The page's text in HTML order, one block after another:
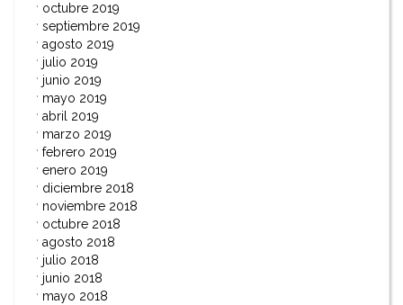
octubre 2019
septiembre 2019
agosto 2019
julio 2019
junio 2019
mayo 2019
abril 2019
marzo 2019
febrero 2019
enero 2019
diciembre 2018
noviembre 2018
octubre 2018
agosto 2018
julio 2018
junio 2018
mayo 2018